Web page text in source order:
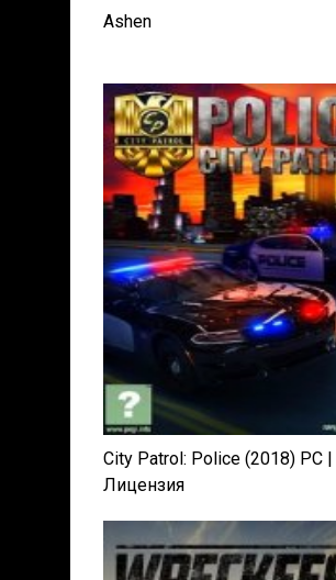
Ashen
City Patrol: Police (2018) PC |
Лицензия